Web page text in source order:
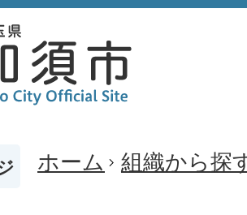
ホーム 組織から探